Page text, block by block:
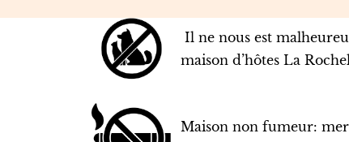
Il ne nous est
maison d’hôtes La
Maison non fumeur: